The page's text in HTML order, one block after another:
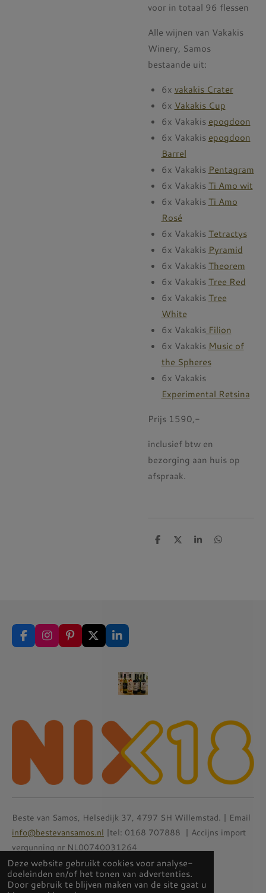
Deze website gebruikt cookies voor analyse-
doeleinden en/of het tonen van advertenties.
Door gebruik te blijven maken van de site gaat u
voor in totaal 96 flessen
Alle wijnen van Vakakis
Winery, Samos
bestaande uit:
6x vakakis Crater
6x Vakakis Cup
6x Vakakis epogdoon
6x Vakakis epogdoon
Barrel
6x Vakakis Pentagram
6x VakakisTi Amo wit
6x VakakisTi Amo
Rosé
6x VakakisTetractys
6x Vakakis Pyramid
6x VakakisTheorem
6x VakakisTree Red
6x VakakisTree
White
6x VakakisFilion
6x Vakakis Music of
the Spheres
6x Vakakis
Experimental Retsina
Prijs 1590,-
inclusief btw en
bezorging aan huis op
afspraak.
D
D
S
D
F
a
I
n
m
P
i
X
L
i
k
e
d
Beste van Samos, Helsedijk 37, 4797 SH Willemstad. | Email
info@bestevansamos.nl |tel: 0168 707888 | Accijns import
vergunning nr NL00740031264
© 2021 - 2025 Beste van Samos